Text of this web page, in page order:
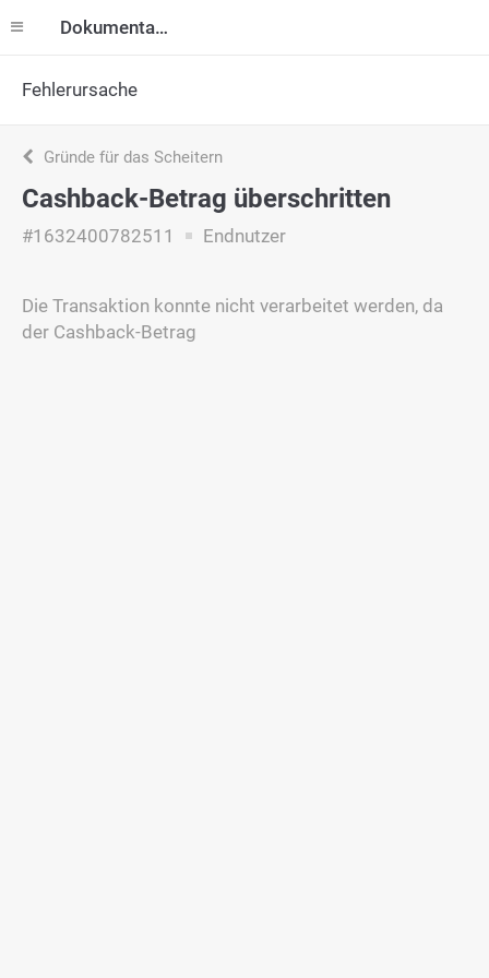
Dokumentation
Fehlerursache
Gründe für das Scheitern
Cashback-Betrag überschritten
#1632400782511 Endnutzer
Die Transaktion konnte nicht verarbeitet werden, da
der Cashback-Betrag